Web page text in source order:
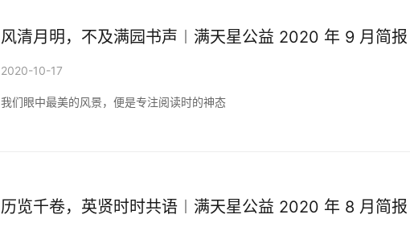
风清月明，不及满园书声︱满天星公益 2020 年 9 月简报
2020-10-17
我们眼中最美的风景，便是专注阅读时的神态
历览千卷，英贤时时共语︱满天星公益 2020 年 8 月简报